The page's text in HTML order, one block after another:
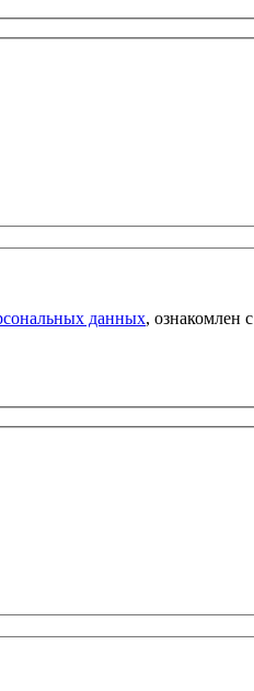
данных, ознакомлен с